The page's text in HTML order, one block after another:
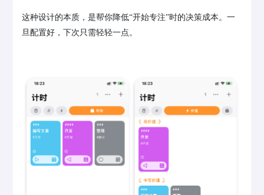
这种设计的本质，是帮你降低“开始专注”时的决策成本。一
旦配置好，下次只需轻轻一点。